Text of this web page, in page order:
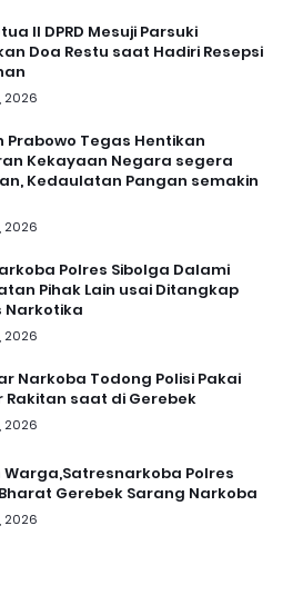
II DPRD Mesuji Parsuki
Doa Restu saat Hadiri Resepsi
2026
Prabowo Tegas Hentikan
Kekayaan Negara segera
Kedaulatan Pangan semakin
2026
Polres Sibolga Dalami
Pihak Lain usai Ditangkap
Narkotika
2026
Narkoba Todong Polisi Pakai
Rakitan saat di Gerebek
2026
Warga,Satresnarkoba Polres
Gerebek Sarang Narkoba
2026